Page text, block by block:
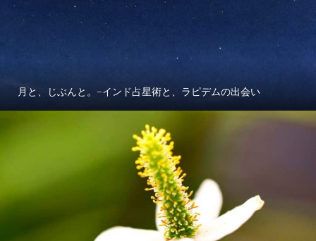
月と、じぶんと。−インド占星術と、ラピデムの出会い